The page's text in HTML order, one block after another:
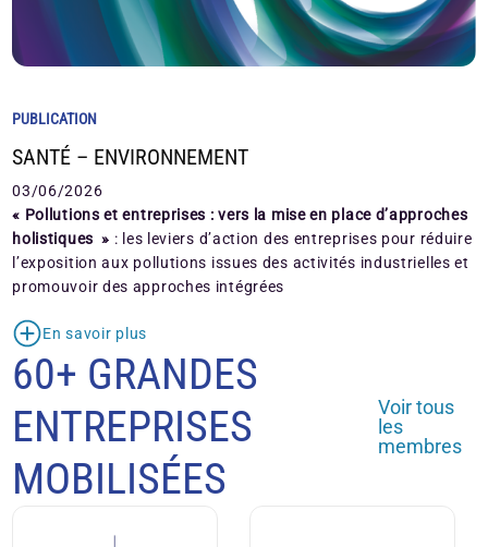
PUBLICATION
SANTÉ – ENVIRONNEMENT
03/06/2026
« Pollutions et entreprises : vers la mise en place d’approches
holistiques » : les leviers d’action des entreprises pour réduire
l’exposition aux pollutions issues des activités industrielles et
promouvoir des approches intégrées
En savoir plus
60+ GRANDES
ENTREPRISES
MOBILISÉES
Voir tous
les
membres